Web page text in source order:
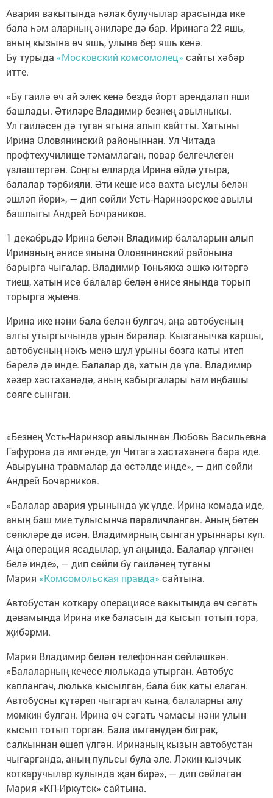
Авария вакытында һәлак булучылар арасында ике
бала һәм аларның әниләре дә бар. Иринага 22 яшь,
аның кызына өч яшь, улына бер яшь кенә.
Бу турыда «Московский комсомолец» сайты хәбәр
итте.
«Бу гаилә өч ай элек кенә бездә йорт арендалап яши
башлады. Әтиләре Владимир безнең авылныкы.
Ул гаиләсен дә туган ягына алып кайтты. Хатыны
Ирина Оловянинский районыннан. Ул Читада
профтехучилище тәмамлаган, повар белгечлеген
үзләштергән. Соңгы елларда Ирина өйдә утыра,
балалар тәрбияли. Әти кеше исә вахта ысулы белән
эшләп йөри», — дип сөйли Усть-Наринзорское авылы
башлыгы Андрей Бочраников.
1 декабрьдә Ирина белән Владимир балаларын алып
Иринаның әнисе янына Оловянинский районына
барырга чыгалар. Владимир Төньякка эшкә китәргә
тиеш, хатын исә балалар белән әнисе янында торып
торырга җыена.
Ирина ике нәни бала белән булгач, аңа автобусның
алгы утыргычында урын бирәләр. Кызганычка каршы,
автобусның нәкъ менә шул урыны бозга каты итеп
бәрелә дә инде. Балалар да, хатын да үлә. Владимир
хәзер хастаханәдә, аның кабыргалары һәм иңбашы
сөяге сынган.
«Безнең Усть-Наринзор авылыннан Любовь Васильевна
Гафурова да имгәнде, ул Читага хастаханәгә бара иде.
Авыруына травмалар да өстәлде инде», — дип сөйли
Андрей Бочарников.
«Балалар авария урынында ук үлде. Ирина комада иде,
аның баш мие тулысынча параличланган. Аның бөтен
сөякләре дә исән. Владимирның сынган урыннары күп.
Аңа операция ясадылар, ул аңында. Балалар үлгәнен
белә инде», — дип сөйли бу гаиләнең туганы
Мария «Комсомольская правда» сайтына.
Автобустан коткару операциясе вакытында өч сәгать
дәвамында Ирина ике баласын да кысып тотып тора,
җибәрми.
Мария Владимир белән телефоннан сөйләшкән.
«Балаларның кечесе люлькада утырган. Автобус
каплангач, люлька кысылган, бала бик каты елаган.
Автобусны күтәреп чыгаргач кына, балаларны алу
мөмкин булган. Ирина өч сәгать чамасы нәни улын
кысып тотып торган. Бала имгәнүдән бигрәк,
салкыннан өшеп үлгән. Иринаның кызын автобустан
чыгарганда, аның пульсы була әле. Ләкин кызчык
коткаручылар кулында җан бирә», — дип сөйләгән
Мария «КП-Иркутск» сайтына.